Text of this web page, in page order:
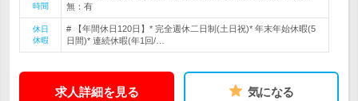
時間
無：有
休日
休暇
# 【年間休日120日】* 完全週休二日制(土日祝)* 年末年始休暇(5
日間)* 連続休暇(年1回/…
求人詳細を見る 気になる